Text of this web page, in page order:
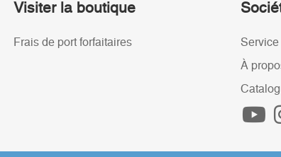
Visiter la boutique
Frais de port forfaitaires Service
À